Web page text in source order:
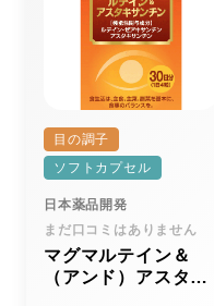
目の調子
ソフトカプセル
日本薬品開発
まだ口コミはありません
マグマルテイン＆
（アンド）アスタキ